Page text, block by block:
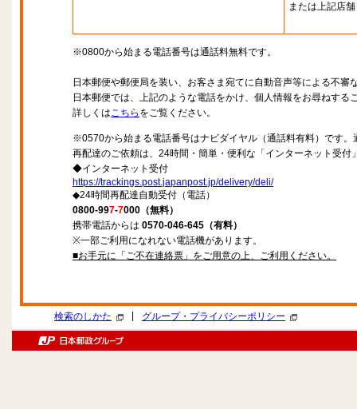
または上記店舗
※0800から始まる電話番号は通話料無料です。
日本郵便や郵便局を装い、お客さま宛てに自動音声等による不審
日本郵便では、上記のような電話をかけ、個人情報をお尋ねする
詳しくはこちら をご覧ください。
※0570から始まる電話番号はナビダイヤル（通話料有料）です
再配達のご依頼は、24時間・簡単・便利な「インターネット受
◆インターネット受付
https://trackings.post.japanpost.jp/delivery/deli/
◆24時間再配達自動受付（電話）
0800-997-7000（無料）
携帯電話からは 0570-046-645（有料）
※一部ご利用になれない電話機があります。
■お手元に「ご不在連絡票」をご用意の上、ご利用ください。
検索のしかた グループ・プライバシーポリシー